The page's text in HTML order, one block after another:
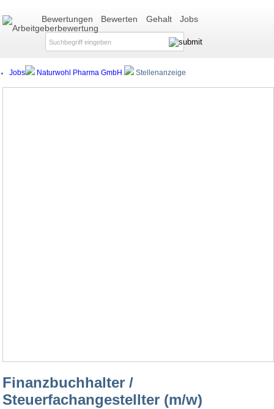
Bewertungen Bewerten Gehalt Jobs
Jobs Naturwohl Pharma GmbH Stellenanzeige
Finanzbuchhalter /
Steuerfachangestellter (m/w)